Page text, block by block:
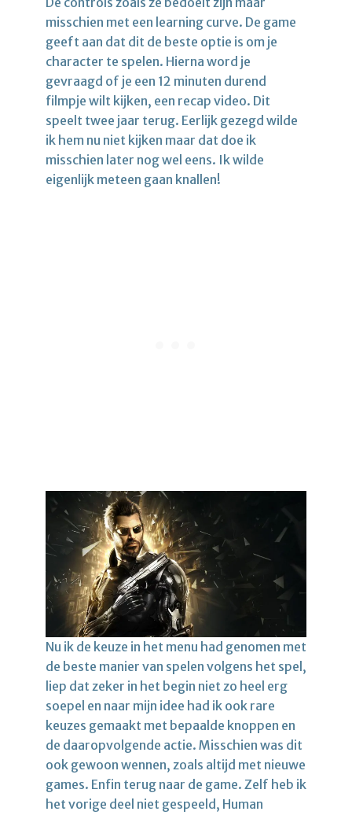
misschien met een learning curve. De game
geeft aan dat dit de beste optie is om je
character te spelen. Hierna word je
gevraagd of je een 12 minuten durend
filmpje wilt kijken, een recap video. Dit
speelt twee jaar terug. Eerlijk gezegd wilde
ik hem nu niet kijken maar dat doe ik
misschien later nog wel eens. Ik wilde
eigenlijk meteen gaan knallen!
Nu ik de keuze in het menu had genomen met
de beste manier van spelen volgens het spel,
liep dat zeker in het begin niet zo heel erg
soepel en naar mijn idee had ik ook rare
keuzes gemaakt met bepaalde knoppen en
de daaropvolgende actie. Misschien was dit
ook gewoon wennen, zoals altijd met nieuwe
games. Enfin terug naar de game. Zelf heb ik
het vorige deel niet gespeeld, Human